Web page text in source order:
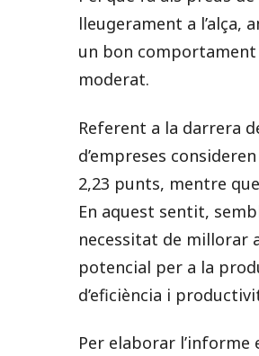
lleugerament a l’alça,
un bon comportament
moderat.
Referent a la darrera
d’empreses
2,23 punts, mentre
En aquest sentit,
necessitat de millorar
potencial per a la
d’eficiència i
Per elaborar